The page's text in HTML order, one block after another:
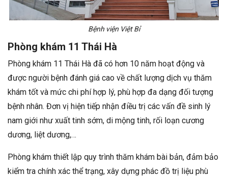
Bệnh viện Việt Bỉ
Phòng khám 11 Thái Hà
Phòng khám 11 Thái Hà đã có hơn 10 năm hoạt động và
được người bệnh đánh giá cao về chất lượng dịch vụ thăm
khám tốt và mức chi phí hợp lý, phù hợp đa dạng đối tượng
bệnh nhân. Đơn vị hiện tiếp nhận điều trị các vấn đề sinh lý
nam giới như xuất tinh sớm, di mộng tinh, rối loạn cương
dương, liệt dương,…
Phòng khám thiết lập quy trình thăm khám bài bản, đảm bảo
kiểm tra chính xác thể trạng, xây dựng phác đồ trị liệu phù